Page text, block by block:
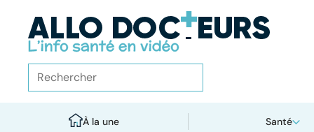
À la une Santé